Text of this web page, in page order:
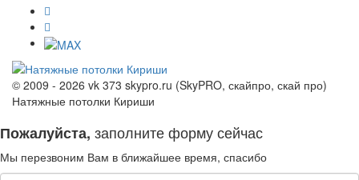
© 2009 - 2026 vk 373 skypro.ru (SkyPRO, скайпро, скай про)
Натяжные потолки Кириши
Пожалуйста, заполните форму сейчас
Мы перезвоним Вам в ближайшее время, спасибо